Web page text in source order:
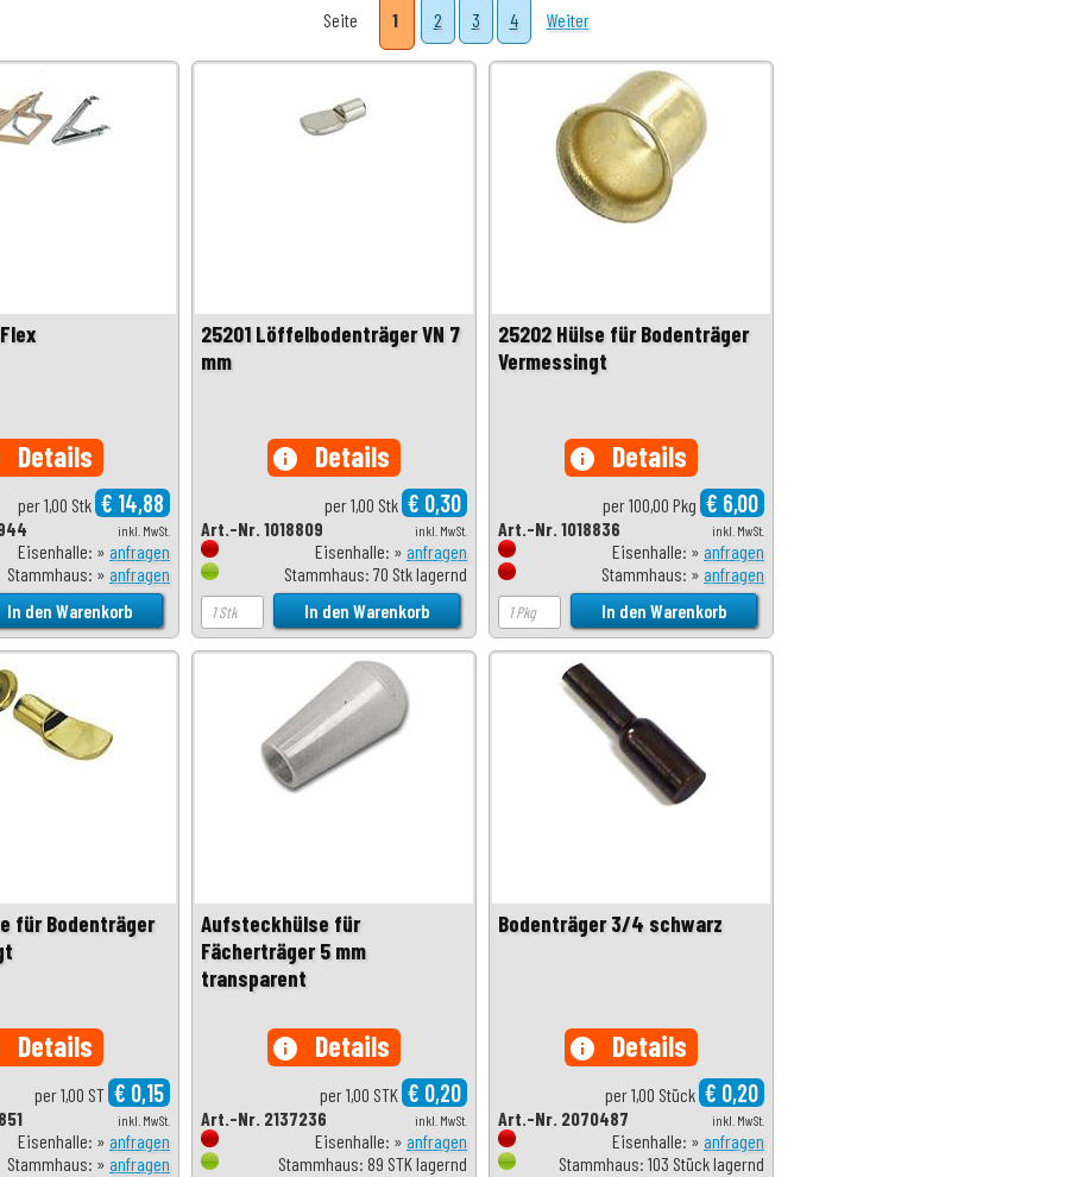
Seite 1 2 3 4 Weiter
Details
per 1,00 Stk € 14,88
inkl. MwSt.
Eisenhalle: » anfragen
Stammhaus: » anfragen
25201 Löffelbodenträger VN 7
mm
info Details
per 1,00 Stk € 0,30
inkl. MwSt.
Art.-Nr. 1018809
Eisenhalle: » anfragen
Stammhaus: 70 Stk lagernd
25202 Hülse für Bodenträger
Vermessingt
info Details
per 100,00 Pkg € 6,00
inkl. MwSt.
Art.-Nr. 1018836
Eisenhalle: » anfragen
Stammhaus: » anfragen
für Bodenträger
Details
per 1,00 ST € 0,15
inkl. MwSt.
Eisenhalle: » anfragen
Stammhaus: » anfragen
Aufsteckhülse für
Fächerträger 5 mm
transparent
info Details
per 1,00 STK € 0,20
inkl. MwSt.
Art.-Nr. 2137236
Eisenhalle: » anfragen
Stammhaus: 89 STK lagernd
Bodenträger 3/4 schwarz
info Details
per 1,00 Stück € 0,20
inkl. MwSt.
Art.-Nr. 2070487
Eisenhalle: » anfragen
Stammhaus: 103 Stück lagernd